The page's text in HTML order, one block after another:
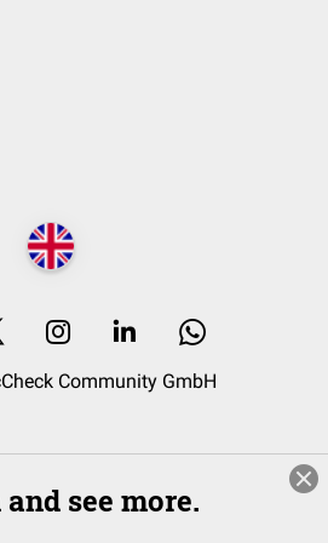
Community GmbH
see more.